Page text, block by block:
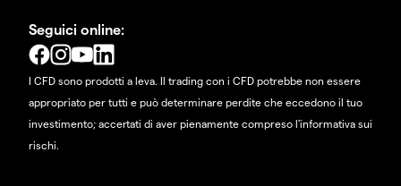
Seguici online:
I CFD sono prodotti a leva. Il trading con i CFD potrebbe non essere
appropriato per tutti e può determinare perdite che eccedono il tuo
investimento; accertati di aver pienamente compreso l'informativa sui
rischi.